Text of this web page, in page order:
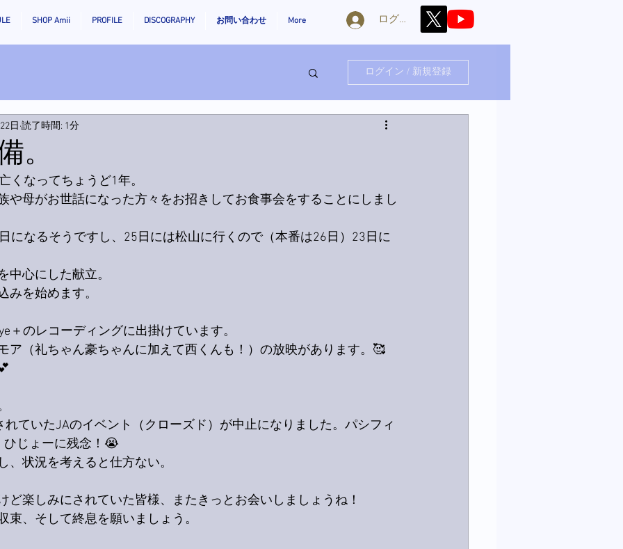
SHOP Amii PROFILE DISCOGRAPHY お問い合わせ More ログイン
ログイン / 新規登録
。
日 読了時間: 1分
くなってちょうど1年。
や母がお世話になった方々をお招きしてお食事会をすることにしまし
になるそうですし、25日には松山に行くので（本番は26日）23日に
中心にした献立。
みを始めます。
＋のレコーディングに出掛けています。
ア（礼ちゃん豪ちゃんに加えて西くんも！）の放映があります。🥰
ていたJAのイベント（クローズド）が中止になりました。パシフィ
じょーに残念！😭
、状況を考えると仕方ない。
ど楽しみにされていた皆様、またきっとお会いしましょうね！
束、そして終息を願いましょう。